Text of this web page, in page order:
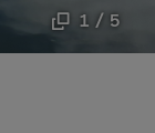
1 / 5